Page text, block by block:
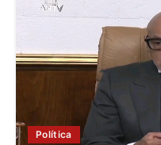
Política